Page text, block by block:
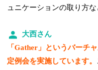
ュニケーションの取り方な
大西さん
「Gather」というバーチ
定例会を実施しています。